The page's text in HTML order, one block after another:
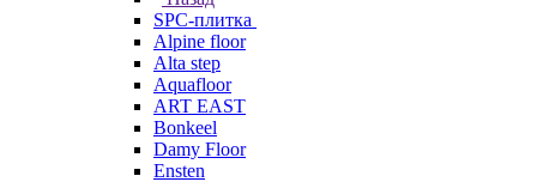
SPC-плитка
Alpine floor
Alta step
Aquafloor
ART EAST
Bonkeel
Damy Floor
Ensten